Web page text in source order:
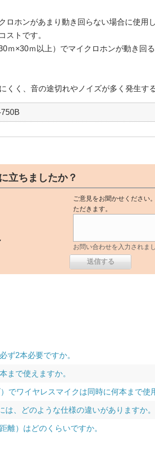
ロホンがあまり動き回らない場合に使用し
ストです。
ｍ×30ｍ以上）でマイクロホンが動き回
くく、音の途切れやノイズが多く発生す
立ちましたか？
ご意見をお聞かせください
ただきます。
お問い合わせを入力されま
ず2本必要ですか。
まで使えますか。
でワイヤレスマイクは同時に何本まで使
、どのような仕様の違いがありますか。
離）はどのくらいですか。